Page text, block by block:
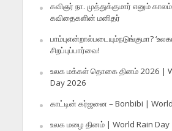
கவிஞர் நா. முத்துக்குமார் எனும்
கவிதைகளின் மனிதர்
பாம்புஎன்றால்படையும்நடுங்குமா?
சிறப்புப்பார்வை!
உலக மக்கள் தொகை தினம் 2026 |
Day 2026
காட்டின் கர்ஜனை – Bonbibi |
உலக மழை தினம் | World Rain Day